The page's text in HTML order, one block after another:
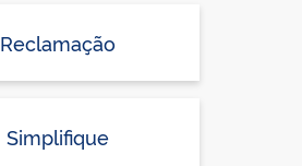
Reclamação
Simplifique